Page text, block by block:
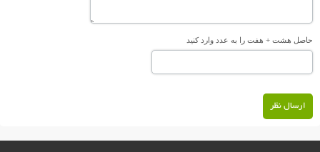
حاصل هشت + هفت را به عدد وارد کنید
ارسال نظر